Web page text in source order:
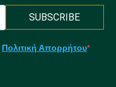
SUBSCRIBE
Πολιτική Απορρήτου